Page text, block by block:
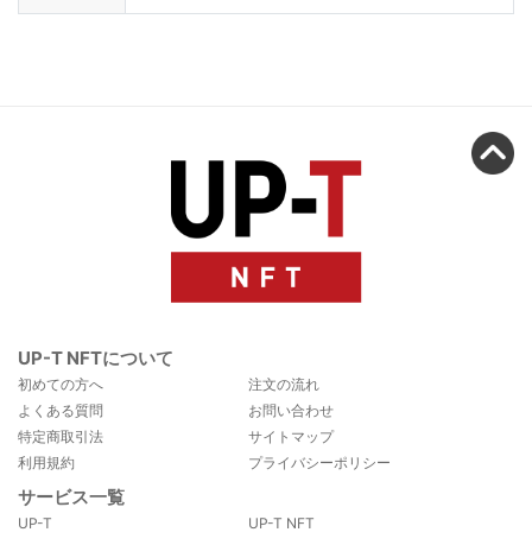
UP-T NFTについて
初めての方へ
注文の流れ
よくある質問
お問い合わせ
特定商取引法
サイトマップ
利用規約
プライバシーポリシー
サービス一覧
UP-T UP-T NFT